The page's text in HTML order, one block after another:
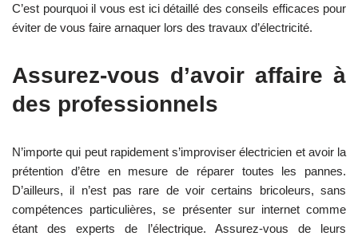
C’est pourquoi il vous est ici détaillé des conseils efficaces pour
éviter de vous faire arnaquer lors des travaux d’électricité.
Assurez-vous d’avoir affaire à
des professionnels
N’importe qui peut rapidement s’improviser électricien et avoir la
prétention d’être en mesure de réparer toutes les pannes.
D’ailleurs, il n’est pas rare de voir certains bricoleurs, sans
compétences particulières, se présenter sur internet comme
étant des experts de l’électrique. Assurez-vous de leurs